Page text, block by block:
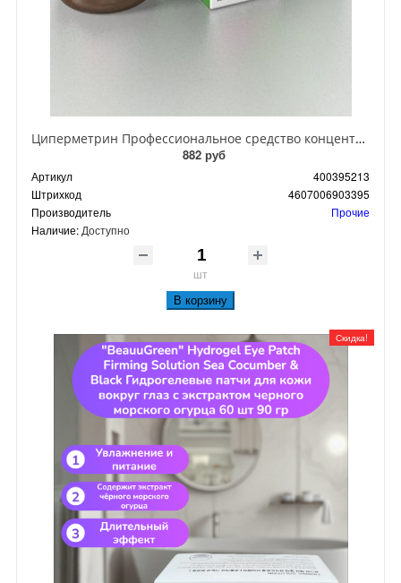
Циперметрин Профессиональное средство концентрат эмульсии 25% для уничтожения тараканов, мух,комаров, блох, клопов, муравьев, ос 50 мл
882 руб
Артикул
400395213
Штрихкод
4607006903395
Производитель
Прочие
Наличие:Доступно
шт
В корзину
Скидка!